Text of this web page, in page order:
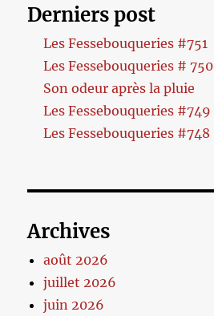
Derniers post
Les Fessebouqueries #751
Les Fessebouqueries # 750
Son odeur après la pluie
Les Fessebouqueries #749
Les Fessebouqueries #748
Archives
août 2026
juillet 2026
juin 2026